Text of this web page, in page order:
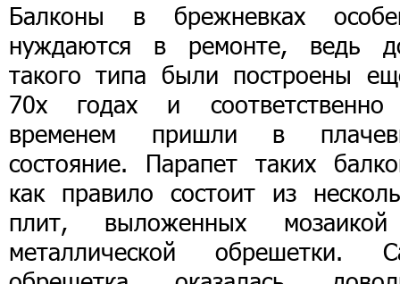
Балконы в брежневках
нуждаются в ремонте, ведь
такого типа были построены
70х годах и
временем пришли в
состояние. Парапет таких
как правило состоит из
плит, выложенных
металлической обрешетки.